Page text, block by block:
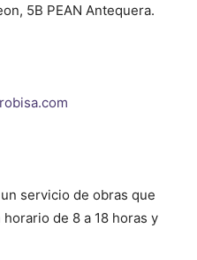
5B PEAN Antequera.
servicio de obras que
de 8 a 18 horas y